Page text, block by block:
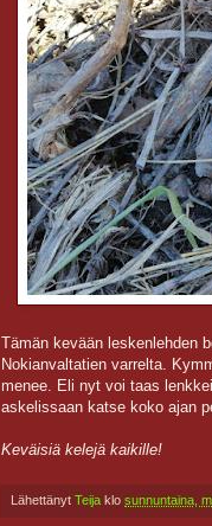
Tämän kevään leskenlehden
Nokianvaltatien varrelta.
menee. Eli nyt voi taas
askelissaan katse koko ajan
Keväisiä kelejä kaikille!
Lähettänyt Teija klo sunnuntaina,